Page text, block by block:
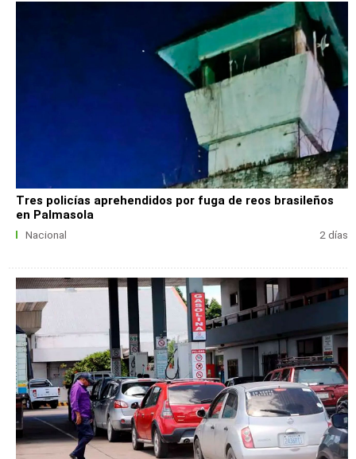
Tres policías aprehendidos por fuga de reos brasileños
en Palmasola
Nacional 2 días